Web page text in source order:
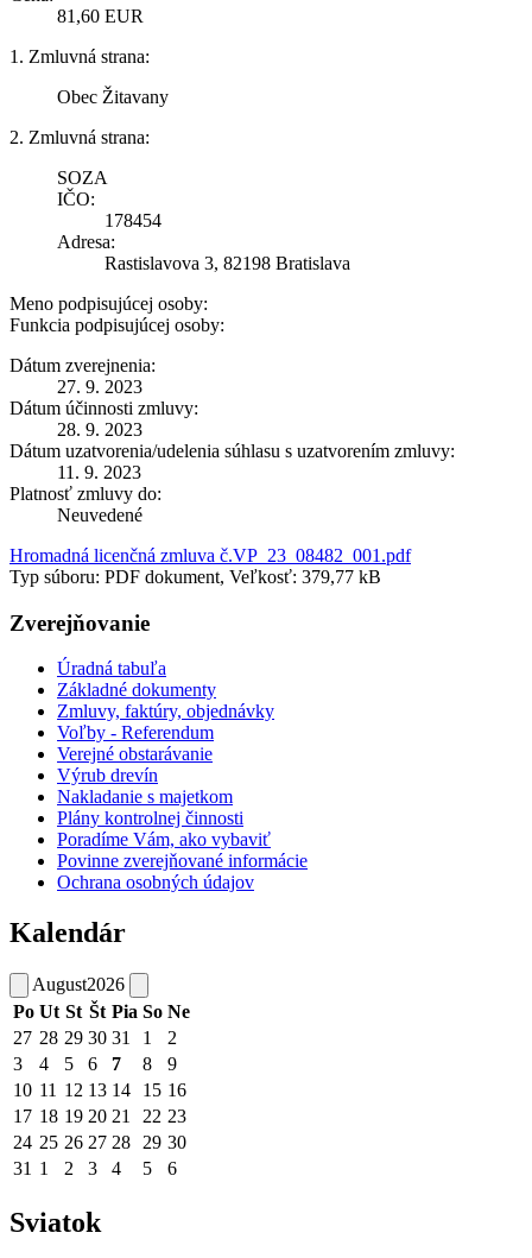
81,60 EUR
1. Zmluvná strana:
Obec Žitavany
2. Zmluvná strana:
SOZA
IČO:
178454
Adresa:
Rastislavova 3, 82198 Bratislava
Meno podpisujúcej osoby:
Funkcia podpisujúcej osoby:
Dátum zverejnenia:
27. 9. 2023
Dátum účinnosti zmluvy:
28. 9. 2023
Dátum uzatvorenia/udelenia súhlasu s uzatvorením zmluvy:
11. 9. 2023
Platnosť zmluvy do:
Neuvedené
Hromadná licenčná zmluva č.VP_23_08482_001.pdf
Typ súboru: PDF dokument, Veľkosť: 379,77 kB
Zverejňovanie
Úradná tabuľa
Základné dokumenty
Zmluvy, faktúry, objednávky
Voľby - Referendum
Verejné obstarávanie
Výrub drevín
Nakladanie s majetkom
Plány kontrolnej činnosti
Poradíme Vám, ako vybaviť
Povinne zverejňované informácie
Ochrana osobných údajov
Kalendár
August2026
Po Ut St Št Pia So Ne
27 28 29 30 31 1
2
3
4 5 6 7 8
9
10 11 12 13 14 15 16
17 18 19 20 21 22 23
24 25 26 27 28 29 30
31 1 2 3 4 5 6
Sviatok